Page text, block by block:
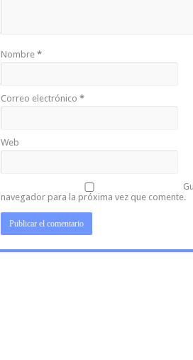
Nombre *
Correo electrónico *
Web
navegador para la próxima vez que comente.